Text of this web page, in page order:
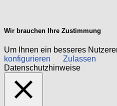
Wir brauchen Ihre Zustimmung
Um Ihnen ein besseres
konfigurieren
Zulassen
Datenschutzhinweise